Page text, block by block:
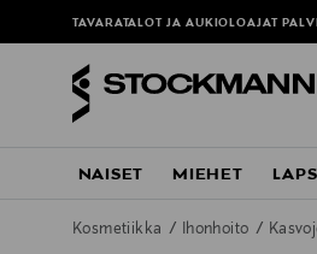
TAVARATALOT JA AUKIOLOAJAT
NAISET MIEHET
Kosmetiikka Ihonhoito